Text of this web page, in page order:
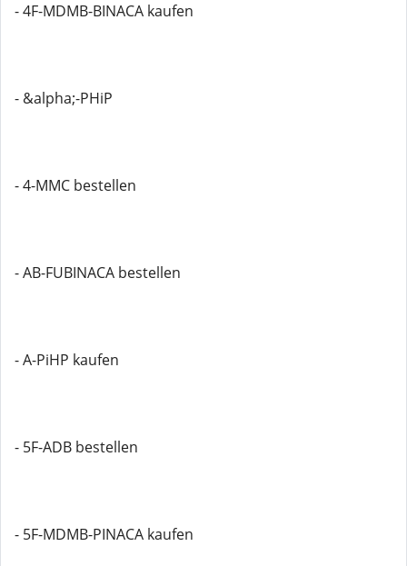
- 4F-MDMB-BINACA kaufen
- &alpha;-PHiP
- 4-MMC bestellen
- AB-FUBINACA bestellen
- A-PiHP kaufen
- 5F-ADB bestellen
- 5F-MDMB-PINACA kaufen